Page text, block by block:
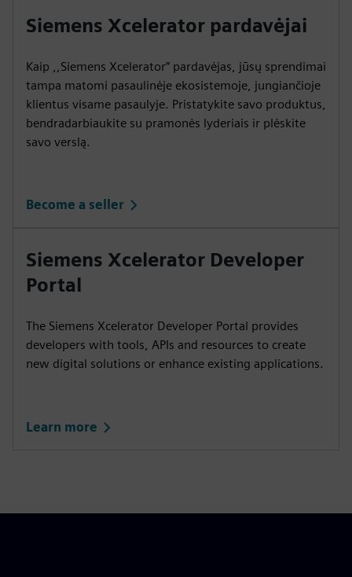
Siemens Xcelerator pardavėjai
Kaip ,,Siemens Xcelerator” pardavėjas, jūsų sprendimai
tampa matomi pasaulinėje ekosistemoje, jungiančioje
klientus visame pasaulyje. Pristatykite savo produktus,
bendradarbiaukite su pramonės lyderiais ir plėskite
savo verslą.
Become a seller
Siemens Xcelerator Developer
Portal
The Siemens Xcelerator Developer Portal provides
developers with tools, APIs and resources to create
new digital solutions or enhance existing applications.
Learn more